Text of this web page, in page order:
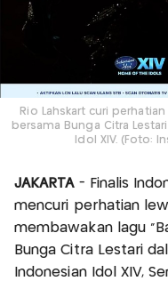
Rio Lahskart curi
bersama Bunga Citra
Idol XIV. (Foto:
JAKARTA- Finalis
mencuri perhatian
membawakan lagu
Bunga Citra Lestari
Indonesian Idol XIV,